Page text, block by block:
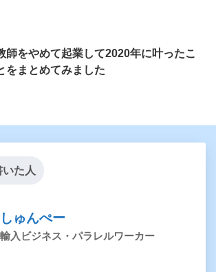
師をやめて起業して2020年に叶ったこ
をまとめてみました
た人
しゅんぺー
輸入ビジネス・パラレルワーカー